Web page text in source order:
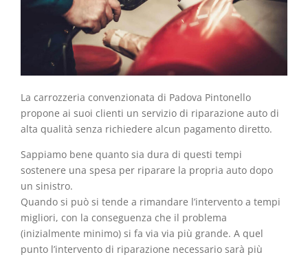
La carrozzeria convenzionata di Padova Pintonello
propone ai suoi clienti un servizio di riparazione auto di
alta qualità senza richiedere alcun pagamento diretto.
Sappiamo bene quanto sia dura di questi tempi
sostenere una spesa per riparare la propria auto dopo
un sinistro.
Quando si può si tende a rimandare l’intervento a tempi
migliori, con la conseguenza che il problema
(inizialmente minimo) si fa via via più grande. A quel
punto l’intervento di riparazione necessario sarà più